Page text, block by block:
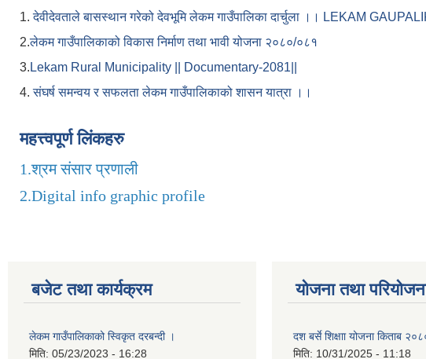
1.देवीदेवताले बासस्थान गरेको देवभूमि लेकम गाउँपालिका दार्चुला ।। LEKAM
2.लेकम गाउँपालिकाको विकास निर्माण तथा भावी योजना २०८०/०८१
3. Lekam Rural Municipality || Documentary-2081||
4.संघर्ष समन्वय र सफलता लेकम गाउँपालिकाको शासन यात्रा ।।
महत्त्वपूर्ण लिंकहरु
1.श्रम संसार प्रणाली
2.Digital info graphic profile
बजेट तथा कार्यक्रम
लेकम गाउँपालिकाको स्विकृत दरबन्दी ।
मिति: 05/23/2023 - 16:28
योजना तथा
दश बर्से शिक्षाा योजना किताब
मिति: 10/31/2025 - 11:18